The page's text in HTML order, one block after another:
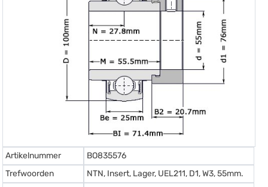
Artikelnummer
BO835576
Trefwoorden
NTN, Insert, Lager, UEL211, D1, W3, 55mm.